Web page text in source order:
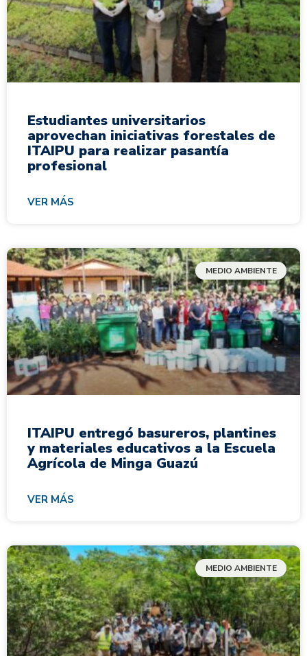
Estudiantes universitarios
aprovechan iniciativas forestales de
ITAIPU para realizar pasantía
profesional
VER MÁS
MEDIO AMBIENTE
ITAIPU entregó basureros, plantines
y materiales educativos a la Escuela
Agrícola de Minga Guazú
VER MÁS
MEDIO AMBIENTE